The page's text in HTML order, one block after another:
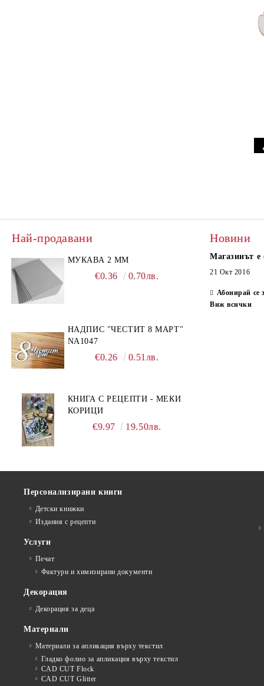
Най-продавани
МУКАВА 2 ММ
€0.36 0.70лв.
НАДПИС "ЧЕСТИТ 8 МАРТ"
NA1047
€0.26 0.51лв.
КНИГА С РЕЦЕПТИ - МЕКИ
КОРИЦИ
€9.97 19.50лв.
Новини
Магазинът е
21 Окт 2016
Абонирай се
Виж всички
Персонализирани книги
Детски книжки
Издания с рецепти
Услуги
Печат
Фактури и химизирани документи
Декорация
Декорация за деца
Материали
Материали за апликация върху текстил
Гладко фолио за апликация върху текстил
CAD CUT Flock
CAD CUT Glitter